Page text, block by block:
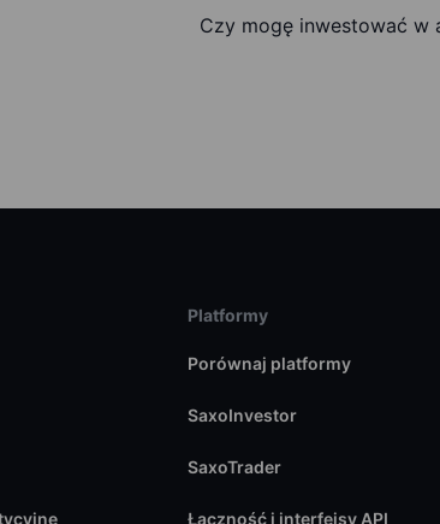
Czy mogę inwestować w
Platformy
Porównaj platformy
SaxoInvestor
SaxoTrader
Łączność i interfejsy API